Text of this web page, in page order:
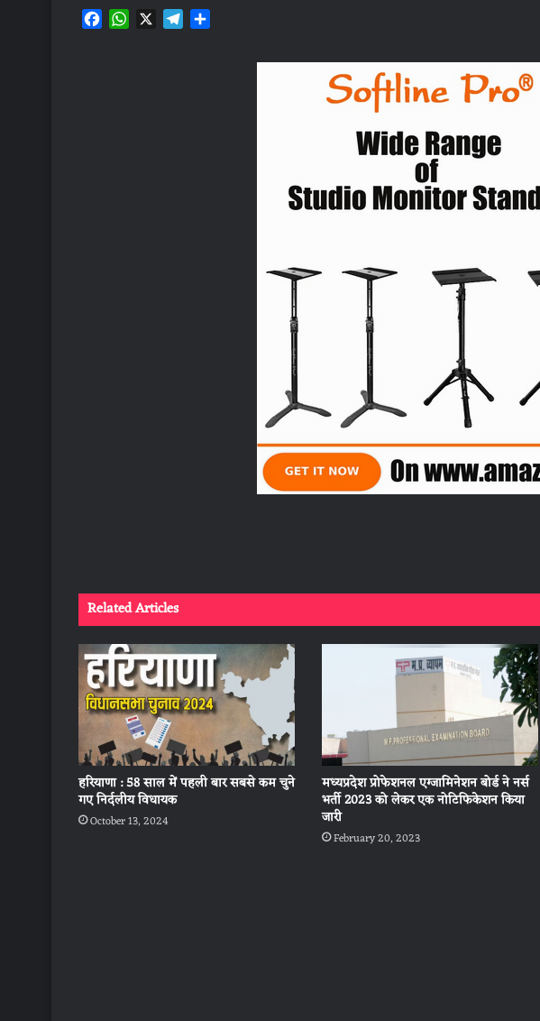
F W X T
Related Articles
हरियाणा : 58 साल में पहली बार सबसे कम चुने
गए निर्दलीय विधायक
October 13, 2024
मध्यप्रदेश प्रोफेशनल एग्जामिनेशन बोर्ड ने नर्स
भर्ती 2023 को लेकर एक नोटिफिकेशन किया
जारी
February 20, 2023